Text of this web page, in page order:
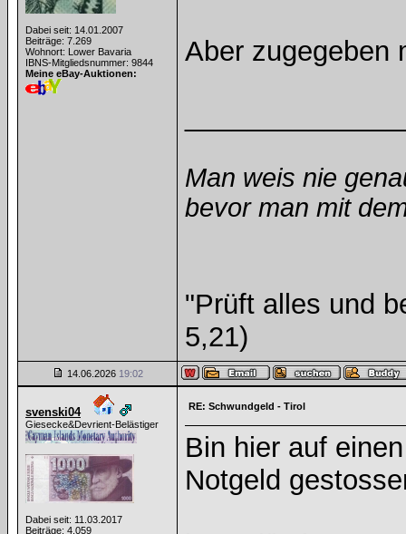
Dabei seit: 14.01.2007
Beiträge: 7.269
Wohnort: Lower Bavaria
IBNS-Mitgliedsnummer: 9844
Meine eBay-Auktionen:
Aber zugegeben
Man weis nie
bevor man mit
"Prüft alles und
5,21)
14.06.2026 19:02
svenski04
Giesecke&Devrient-Belästiger
Dabei seit: 11.03.2017
Beiträge: 4.059
RE: Schwundgeld - Tirol
Bin hier auf
Notgeld